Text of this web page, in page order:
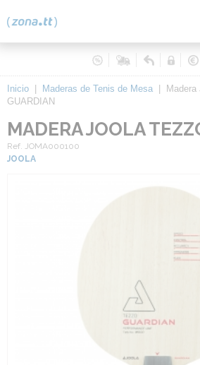
Inicio Maderas de Tenis de Mesa
GUARDIAN
MADERA JOOLA
Ref. JOMA000100
JOOLA